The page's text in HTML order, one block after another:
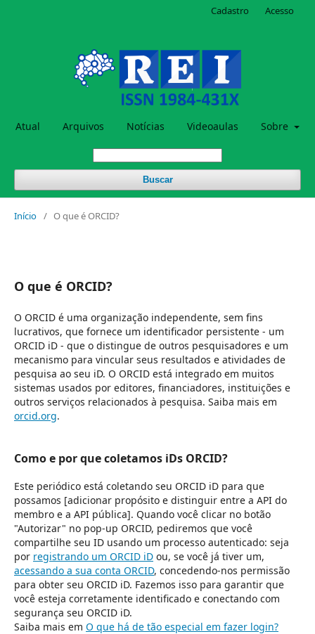
Atual Arquivos Notícias Videoaulas Sobre
Buscar
Cadastro Acesso
Início / O que é ORCID?
O que é ORCID?
O ORCID é uma organização independente, sem fins
lucrativos, que fornece um identificador persistente - um
ORCID iD - que o distingue de outros pesquisadores e um
mecanismo para vincular seus resultados e atividades de
pesquisa ao seu iD. O ORCID está integrado em muitos
sistemas usados por editores, financiadores, instituições e
outros serviços relacionados à pesquisa. Saiba mais em
orcid.org.
Como e por que coletamos iDs ORCID?
Este periódico está coletando seu ORCID iD para que
possamos [adicionar propósito e distinguir entre a API do
membro e a API pública]. Quando você clicar no botão
"Autorizar" no pop-up ORCID, pediremos que você
compartilhe seu ID usando um processo autenticado: seja
por registrando um ORCID iD ou, se você já tiver um,
acessando a sua conta ORCID, concedendo-nos permissão
para obter seu ORCID iD. Fazemos isso para garantir que
você esteja corretamente identificado e conectando com
segurança seu ORCID iD.
Saiba mais em O que há de tão especial em fazer login?